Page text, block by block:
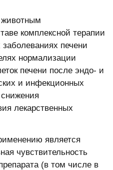
животным
комплексной терапии
печени
нормализации
печени после эндо- и
и инфекционных
лекарственных
является
чувствительность
(в том числе в